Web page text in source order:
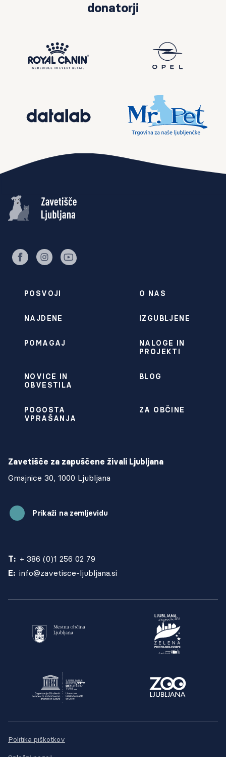
donatorji
POSVOJI O NAS
NAJDENE IZGUBLJENE
POMAGAJ
NALOGE IN
PROJEKTI
NOVICE IN
OBVESTILA
BLOG
POGOSTA
VPRAŠANJA
ZA OBČINE
Zavetišče za zapuščene živali Ljubljana
Gmajnice 30, 1000 Ljubljana
Prikaži na zemljevidu
T: + 386 (0)1 256 02 79
E: info@zavetisce-ljubljana.si
Politika piškotkov